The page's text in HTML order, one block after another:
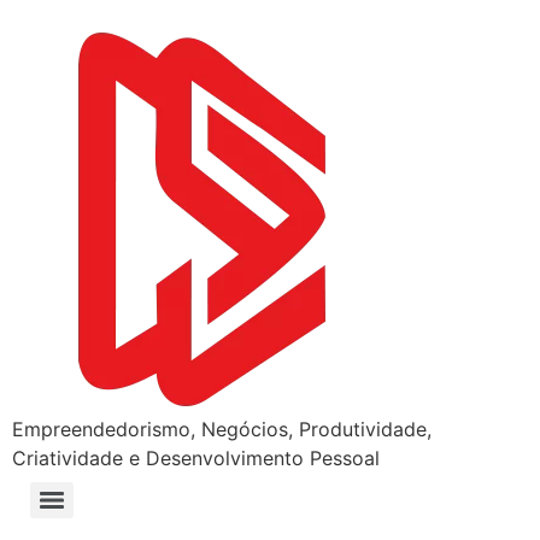
Empreendedorismo, Negócios, Produtividade,
Criatividade e Desenvolvimento Pessoal